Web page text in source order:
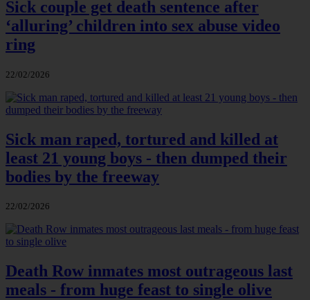
Sick couple get death sentence after
‘alluring’ children into sex abuse video
ring
22/02/2026
Sick man raped, tortured and killed at
least 21 young boys - then dumped their
bodies by the freeway
22/02/2026
Death Row inmates most outrageous last
meals - from huge feast to single olive